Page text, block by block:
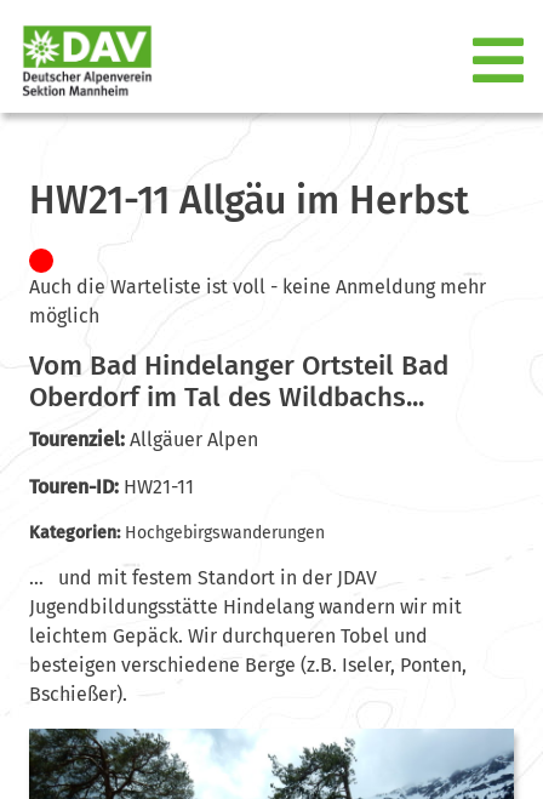
HW21-11 Allgäu im Herbst
Auch die Warteliste ist voll - keine Anmeldung mehr
möglich
Vom Bad Hindelanger Ortsteil Bad
Oberdorf im Tal des Wildbachs...
Tourenziel:Allgäuer Alpen
Touren-ID:HW21-11
Kategorien: Hochgebirgswanderungen
… und mit festem Standort in der JDAV
Jugendbildungsstätte Hindelang wandern wir mit
leichtem Gepäck. Wir durchqueren Tobel und
besteigen verschiedene Berge (z.B. Iseler, Ponten,
Bschießer).